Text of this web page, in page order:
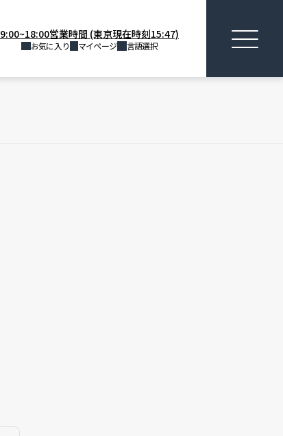
9:00~18:00営業時間 (東京現在時刻15:47)
お気に入り マイページ 言語選択